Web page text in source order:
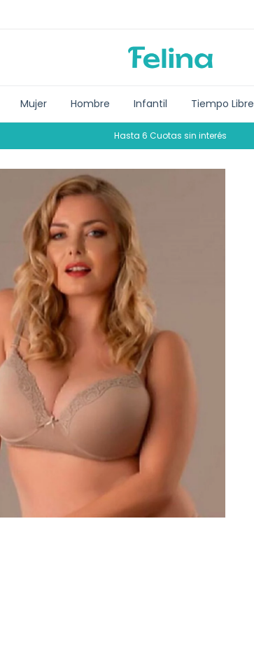
Mujer Hombre Infantil Tiempo Libre
Hasta 6 Cuotas sin interés